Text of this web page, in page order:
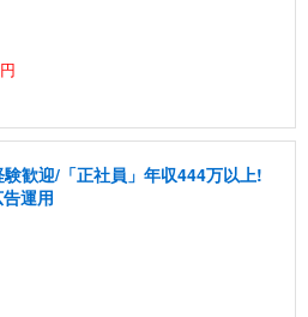
験歓迎/「正社員」年収444万以上!
運用